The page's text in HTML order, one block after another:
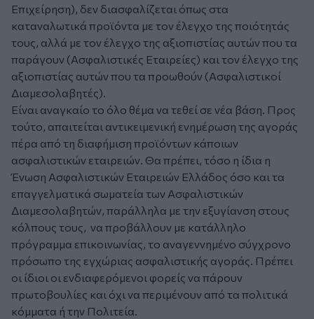
Επιχείρηση), δεν διασφαλίζεται όπως στα
καταναλωτικά προϊόντα με τον έλεγχο της ποιότητάς
τους, αλλά με τον έλεγχο της αξιοπιστίας αυτών που τα
παράγουν (Ασφαλιστικές Εταιρείες) και τον έλεγχο της
αξιοπιστίας αυτών που τα προωθούν (Ασφαλιστικοί
Διαμεσολαβητές).
Είναι αναγκαίο το όλο θέμα να τεθεί σε νέα βάση. Προς
τούτο, απαιτείται αντικειμενική ενημέρωση της αγοράς
πέρα από τη διαφήμιση προϊόντων κάποιων
ασφαλιστικών εταιρειών. Θα πρέπει, τόσο η ίδια η
Ένωση Ασφαλιστικών Εταιρειών Ελλάδος όσο και τα
επαγγελματικά σωματεία των Ασφαλιστικών
Διαμεσολαβητών, παράλληλα με την εξυγίανση στους
κόλπους τους, να προβάλλουν με κατάλληλο
πρόγραμμα επικοινωνίας, το αναγεννημένο σύγχρονο
πρόσωπο της εγχώριας ασφαλιστικής αγοράς. Πρέπει
οι ίδιοι οι ενδιαφερόμενοι φορείς να πάρουν
πρωτοβουλίες και όχι να περιμένουν από τα πολιτικά
κόμματα ή την Πολιτεία.